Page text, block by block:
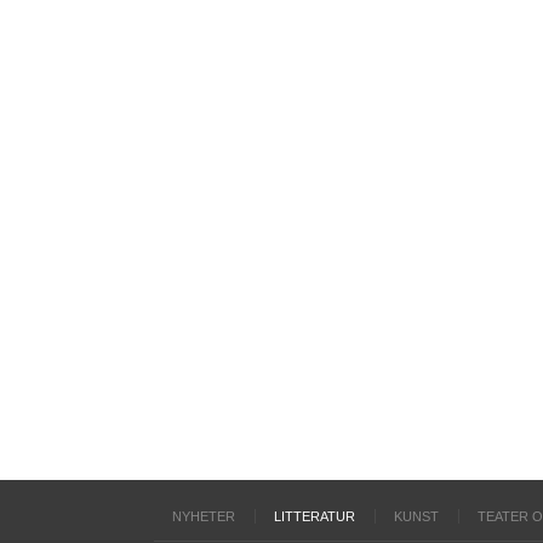
NYHETER LITTERATUR KUNST TEATER